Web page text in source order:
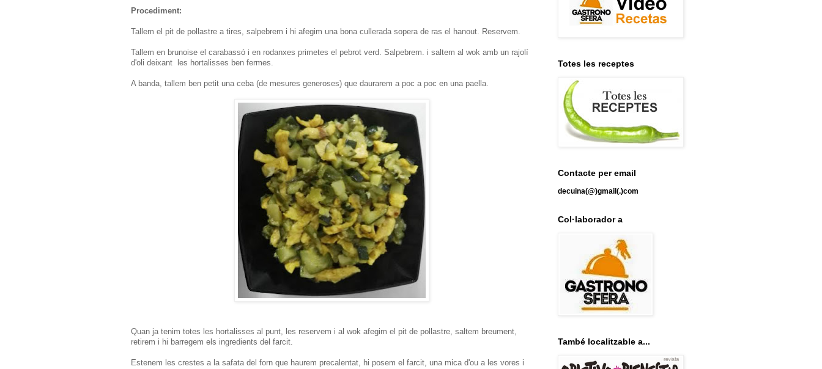
Procediment:
Tallem el pit de pollastre a tires, salpebrem i hi afegim una bona cullerada sopera de ras el hanout. Reservem.
Tallem en brunoise el carabassó i en rodanxes primetes el pebrot verd. Salpebrem. i saltem al wok amb un rajolí
d'oli deixant les hortalisses ben fermes.
A banda, tallem ben petit una ceba (de mesures generoses) que daurarem a poc a poc en una paella.
Quan ja tenim totes les hortalisses al punt, les reservem i al wok afegim el pit de pollastre, saltem breument,
retirem i hi barregem els ingredients del farcit.
Estenem les crestes a la safata del forn que haurem precalentat, hi posem el farcit, una mica d'ou a les vores i
Totes les receptes
Contacte per email
decuina(@)gmail(.)com
Col·laborador a
També localitzable a...